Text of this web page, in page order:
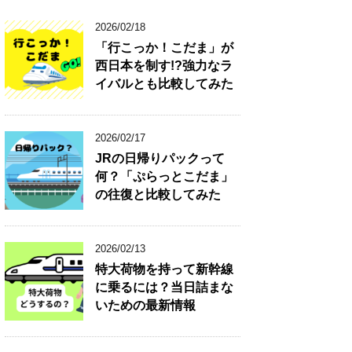
2026/02/18
「行こっか！こだま」が
西日本を制す!?強力なラ
イバルとも比較してみた
2026/02/17
JRの日帰りパックって
何？「ぷらっとこだま」
の往復と比較してみた
2026/02/13
特大荷物を持って新幹線
に乗るには？当日詰まな
いための最新情報